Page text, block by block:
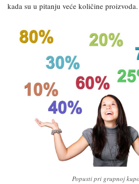
kada su u pitanju veće količine proizvoda.
Popusti pri grupnoj